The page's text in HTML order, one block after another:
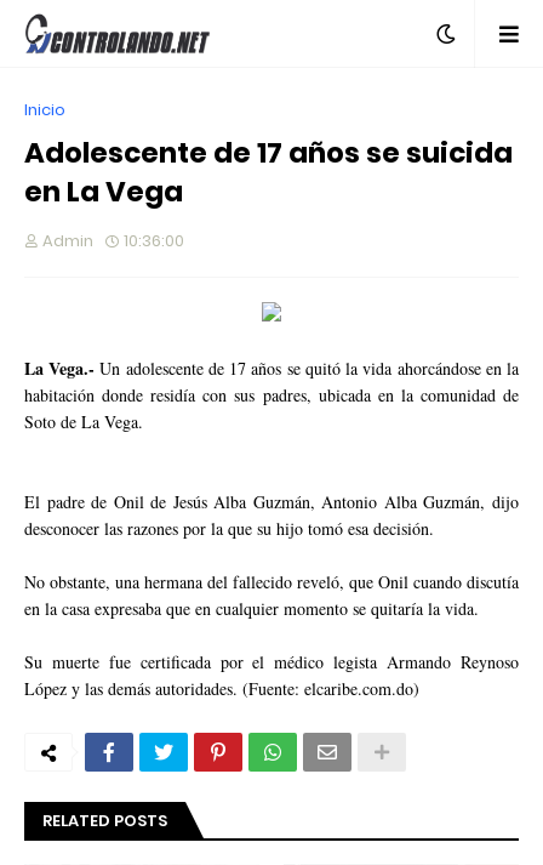
Inicio
Adolescente de 17 años se suicida
en La Vega
Admin 10:36:00
La Vega.- Un adolescente de 17 años se quitó la vida ahorcándose en la
habitación donde residía con sus padres, ubicada en la comunidad de
Soto de La Vega.
El padre de Onil de Jesús Alba Guzmán, Antonio Alba Guzmán, dijo
desconocer las razones por la que su hijo tomó esa decisión.
No obstante, una hermana del fallecido reveló, que Onil cuando discutía
en la casa expresaba que en cualquier momento se quitaría la vida.
Su muerte fue certificada por el médico legista Armando Reynoso
López y las demás autoridades. (Fuente: elcaribe.com.do)
RELATED POSTS